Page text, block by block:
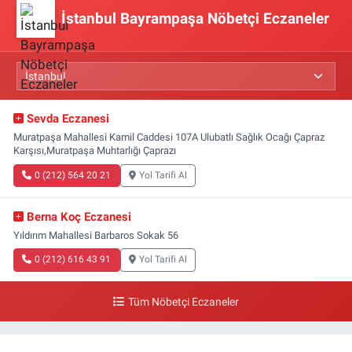
İstanbul Bayrampaşa Nöbetçi Eczaneler
Sevda Eczanesi
Muratpaşa Mahallesi Kamil Caddesi 107A Ulubatlı Sağlık Ocağı Çapraz
Karşısı,Muratpaşa Muhtarlığı Çaprazı
0 (212) 564 20 21 Yol Tarifi Al
Berna Koç Eczanesi
Yıldırım Mahallesi Barbaros Sokak 56
0 (212) 616 43 91 Yol Tarifi Al
Tüm Nöbetçi Eczaneler